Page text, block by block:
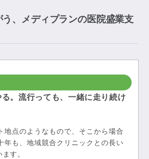
う、メディプランの医院盛業支
。流行っても、一緒に走り続け
地点のようなもので、そこから場合
年も、地域競合クリニックとの長い
す。